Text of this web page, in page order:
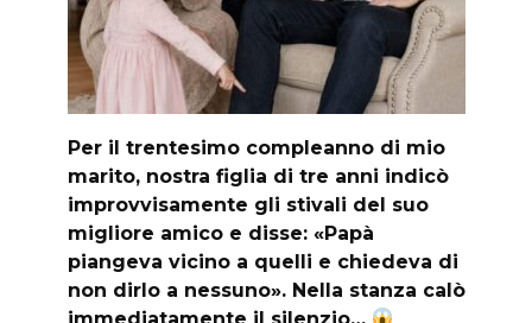
Per il trentesimo compleanno di mio
marito, nostra figlia di tre anni indicò
improvvisamente gli stivali del suo
migliore amico e disse: «Papà
piangeva vicino a quelli e chiedeva di
non dirlo a nessuno». Nella stanza calò
immediatamente il silenzio…